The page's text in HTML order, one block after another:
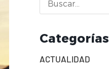
Categorías
ACTUALIDAD